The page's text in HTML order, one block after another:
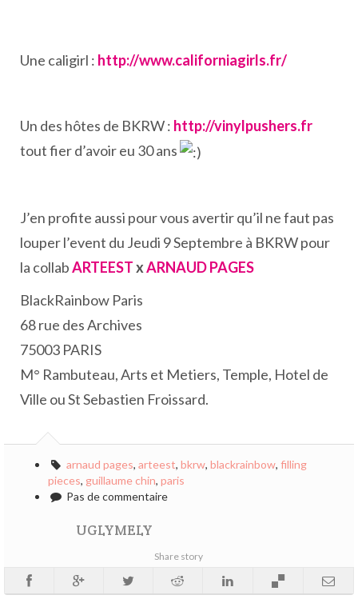
Une caligirl : http://www.californiagirls.fr/
Un des hôtes de BKRW : http://vinylpushers.fr
tout fier d’avoir eu 30 ans
J’en profite aussi pour vous avertir qu’il ne faut pas
louper l’event du Jeudi 9 Septembre à BKRW pour
la collabARTEESTxARNAUD PAGES
BlackRainbow Paris
68 rue des Archives
75003 PARIS
M° Rambuteau, Arts et Metiers, Temple, Hotel de
Ville ou St Sebastien Froissard.
arnaud pages, arteest, bkrw, blackrainbow, filling
pieces, guillaume chin, paris
Pas de commentaire
UGLYMELY
Share story